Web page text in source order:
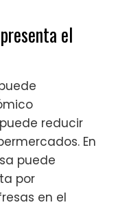
el
reducir
En
puede
por
en el